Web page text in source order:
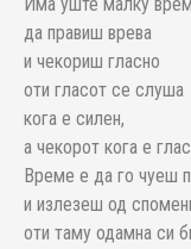
да правиш врева
и чекориш гласно
оти гласот се слуша
кога е силен,
а чекорот кога е
Време е да го чуеш
и излезеш од
оти таму одамна си